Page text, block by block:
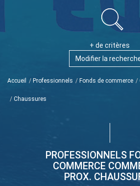
+ de critères
Modifier la
Accueil Professionnels Fonds de commerce
Chaussures
PROFESSIONNELS
COMMERCE
PROX.